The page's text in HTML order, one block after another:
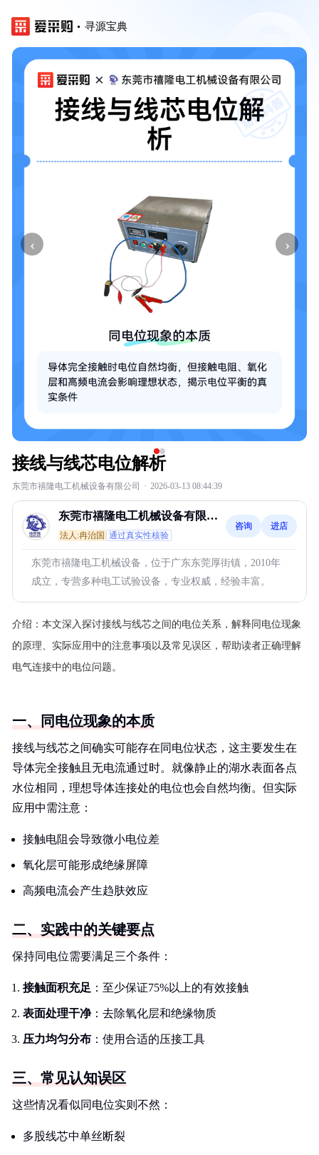
寻源宝典
‹ ›
接线与线芯电位解析
东莞市禧隆电工机械设备有限公司 · 2026-03-13 08:44:39
东莞市禧隆电工机械设备有限公
司
法人:冉治国 通过真实性核验
咨询 进店
东莞市禧隆电工机械设备，位于广东东莞厚街镇，2010年
成立，专营多种电工试验设备，专业权威，经验丰富。
介绍： 本文深入探讨接线与线芯之间的电位关系，解释同电位现象
的原理、实际应用中的注意事项以及常见误区，帮助读者正确理解
电气连接中的电位问题。
一、同电位现象的本质
接线与线芯之间确实可能存在同电位状态，这主要发生在
导体完全接触且无电流通过时。就像静止的湖水表面各点
水位相同，理想导体连接处的电位也会自然均衡。但实际
应用中需注意：
接触电阻会导致微小电位差
氧化层可能形成绝缘屏障
高频电流会产生趋肤效应
二、实践中的关键要点
保持同电位需要满足三个条件：
接触面积充足 ：至少保证75%以上的有效接触
表面处理干净：去除氧化层和绝缘物质
压力均匀分布 ：使用合适的压接工具
三、常见认知误区
这些情况看似同电位实则不然：
多股线芯中单丝断裂